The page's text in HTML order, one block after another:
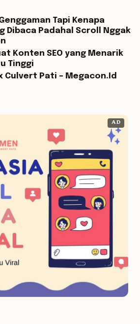
Tapi Kenapa
Dibaca Padahal Scroll Nggak
Konten SEO yang Menarik
Tinggi
Culvert Pati – Megacon.Id
AD